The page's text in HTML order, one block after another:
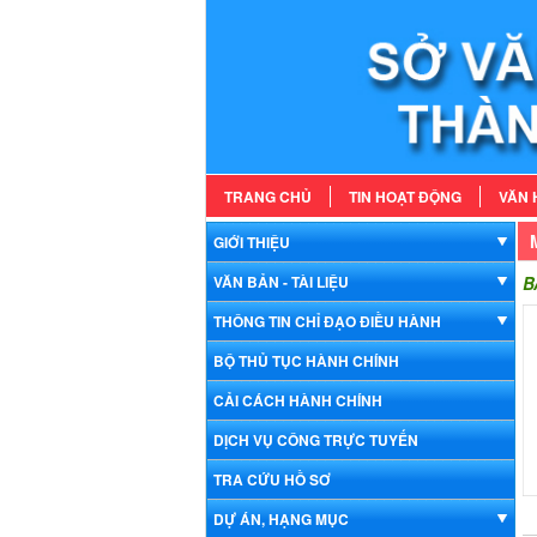
TRANG CHỦ TIN HOẠT ĐỘNG VĂN
GIỚI THIỆU
VĂN BẢN - TÀI LIỆU
THÔNG TIN CHỈ ĐẠO ĐIỀU HÀNH
BỘ THỦ TỤC HÀNH CHÍNH
CẢI CÁCH HÀNH CHÍNH
DỊCH VỤ CÔNG TRỰC TUYẾN
TRA CỨU HỒ SƠ
DỰ ÁN, HẠNG MỤC